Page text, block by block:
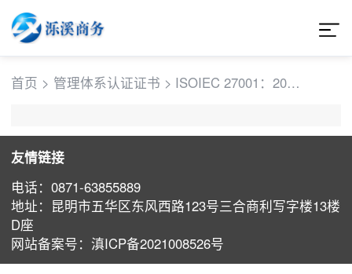
首页 > 管理体系认证证书 > ISOIEC 27001：2013
友情链接
电话：0871-63855889
地址：昆明市五华区东风西路123号三合商利写字楼13楼
D座
⽹站备案号：滇ICP备2021008526号